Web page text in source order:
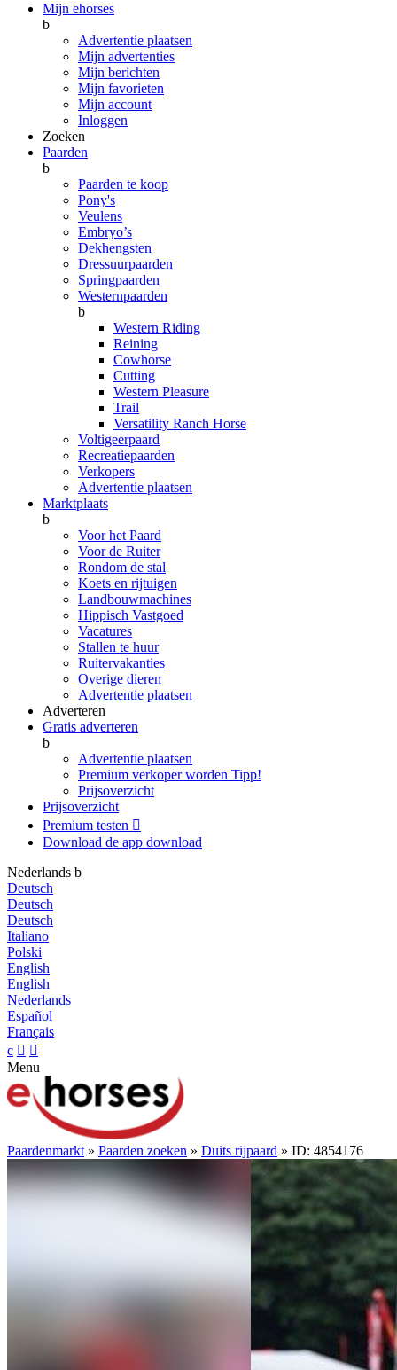
Mijn ehorses
b
Advertentie plaatsen
Mijn advertenties
Mijn berichten
Mijn favorieten
Mijn account
Inloggen
Zoeken
Paarden
b
Paarden te koop
Pony's
Veulens
Embryo’s
Dekhengsten
Dressuurpaarden
Springpaarden
Westernpaarden
b
Western Riding
Reining
Cowhorse
Cutting
Western Pleasure
Trail
Versatility Ranch Horse
Voltigeerpaard
Recreatiepaarden
Verkopers
Advertentie plaatsen
Marktplaats
b
Voor het Paard
Voor de Ruiter
Rondom de stal
Koets en rijtuigen
Landbouwmachines
Hippisch Vastgoed
Vacatures
Stallen te huur
Ruitervakanties
Overige dieren
Advertentie plaatsen
Adverteren
Gratis adverteren
b
Advertentie plaatsen
Premium verkoper worden Tipp!
Prijsoverzicht
Prijsoverzicht
Premium testen 
Download de app download
Nederlands b
Deutsch
Deutsch
Deutsch
Italiano
Polski
English
English
Nederlands
Español
Français
c  
Menu
Paardenmarkt » Paarden zoeken » Duits rijpaard » ID: 4854176